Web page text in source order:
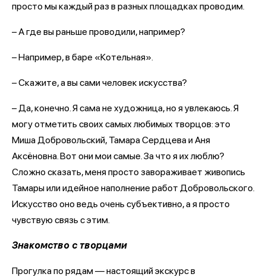
просто мы каждый раз в разных площадках проводим.
– А где вы раньше проводили, например?
– Например, в баре «Котельная».
– Скажите, а вы сами человек искусства?
– Да, конечно. Я сама не художница, но я увлекаюсь. Я
могу отметить своих самых любимых творцов: это
Миша Добровольский, Тамара Сердцева и Аня
Аксёновна. Вот они мои самые. За что я их люблю?
Сложно сказать, меня просто завораживает живопись
Тамары или идейное наполнение работ Добровольского.
Искусство оно ведь очень субъективно, а я просто
чувствую связь с этим.
Знакомство с творцами
Прогулка по рядам — настоящий экскурс в